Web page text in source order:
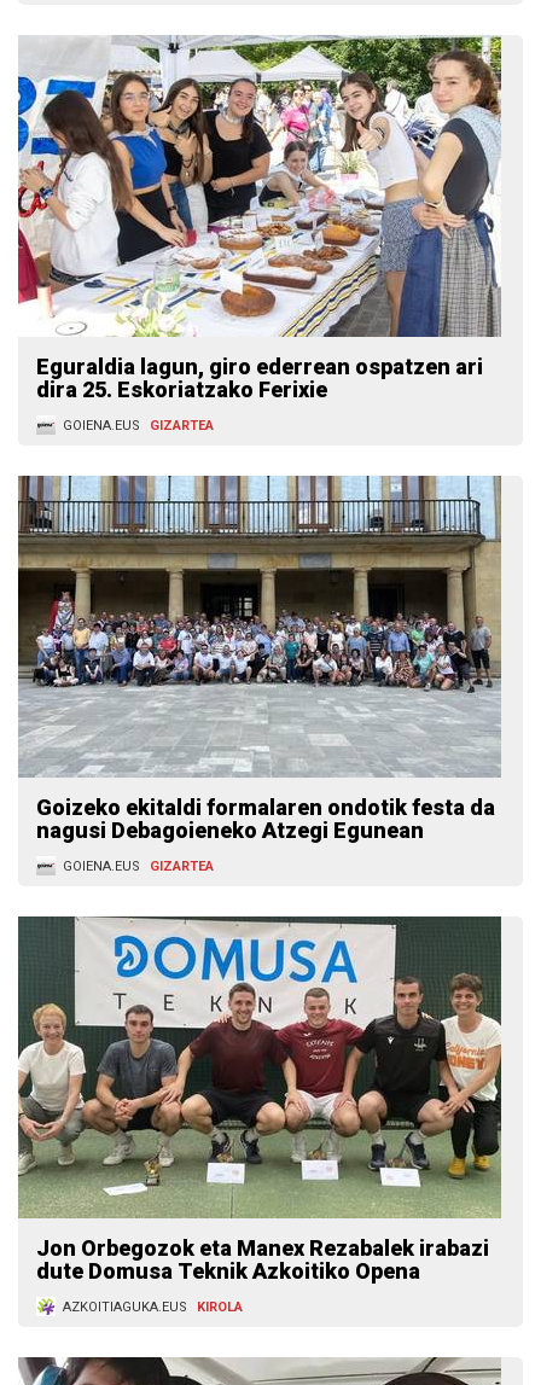
Eguraldia lagun, giro ederrean ospatzen ari
dira 25. Eskoriatzako Ferixie
GOIENA.EUS GIZARTEA
Goizeko ekitaldi formalaren ondotik festa da
nagusi Debagoieneko Atzegi Egunean
GOIENA.EUS GIZARTEA
Jon Orbegozok eta Manex Rezabalek irabazi
dute Domusa Teknik Azkoitiko Opena
AZKOITIAGUKA.EUS KIROLA